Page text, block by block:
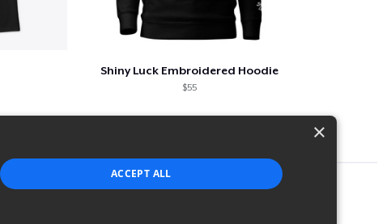
Shiny Luck Embroidered Hoodie
$55
×
ACCEPT ALL